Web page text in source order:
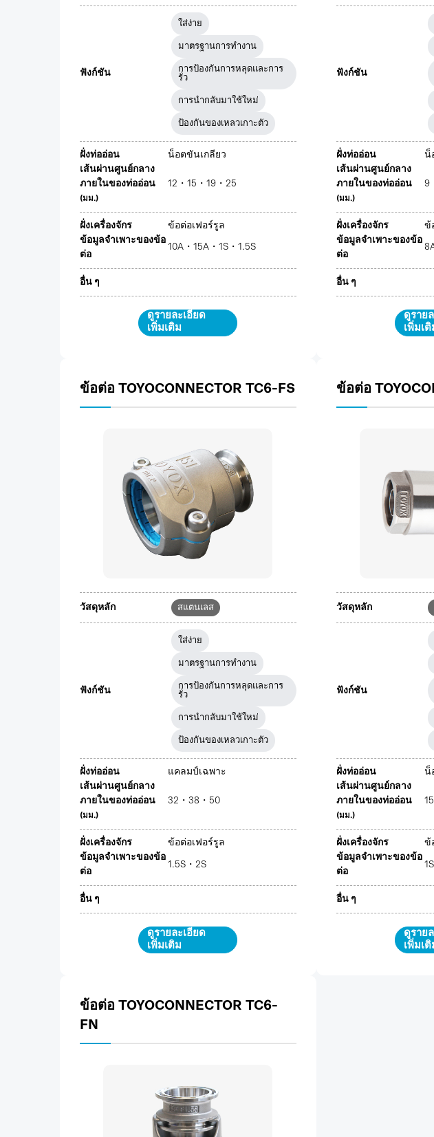
ฟังก์ชัน
ใส่ง่าย
มาตรฐานการทำงาน
การป้องกันการหลุดและการ
รั่ว
การนำกลับมาใช้ใหม่
ป้องกันของเหลวเกาะตัว
ฝั่งท่ออ่อน
น็อตขันเกลียว
เส้นผ่านศูนย์กลาง
ภายในของท่ออ่อน
(มม.)
12・15・19・25
ฝั่งเครื่องจักร
ข้อต่อเฟอร์รูล
ข้อมูลจำเพาะของข้อ
ต่อ
10A・15A・1S・1.5S
อื่น ๆ
ดูรายละเอียด
เพิ่มเติม
ฟังก์ชัน
ฝั่งท่ออ่อน
น็
เส้นผ่านศูนย์กลาง
ภายในของท่ออ่อน
(มม.)
9
ฝั่งเครื่องจักร
ข้
ข้อมูลจำเพาะของข้อ
ต่อ
อื่น ๆ
ดูราย
เพิ่มเติ
ข้อต่อ TOYOCONNECTOR TC6-FS
วัสดุหลัก สแตนเลส
ฟังก์ชัน
ใส่ง่าย
มาตรฐานการทำงาน
การป้องกันการหลุดและการ
รั่ว
การนำกลับมาใช้ใหม่
ป้องกันของเหลวเกาะตัว
ฝั่งท่ออ่อน
แคลมป์เฉพาะ
เส้นผ่านศูนย์กลาง
ภายในของท่ออ่อน
(มม.)
32・38・50
ฝั่งเครื่องจักร
ข้อต่อเฟอร์รูล
ข้อมูลจำเพาะของข้อ
ต่อ
1.5S・2S
อื่น ๆ
ดูรายละเอียด
เพิ่มเติม
ข้อต่อ
วัสดุหลัก
ฟังก์ชัน
ฝั่งท่ออ่อน
น็
เส้นผ่านศูนย์กลาง
ภายในของท่ออ่อน
(มม.)
ฝั่งเครื่องจักร
ข้
ข้อมูลจำเพาะของข้อ
ต่อ
1S
อื่น ๆ
ดูราย
เพิ่มเติ
ข้อต่อ TOYOCONNECTOR TC6-
FN